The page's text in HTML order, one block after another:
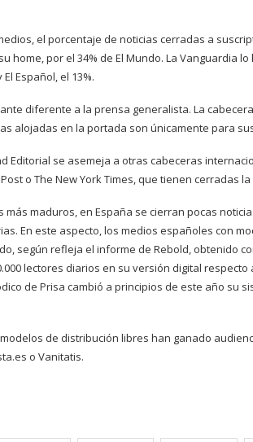
el porcentaje de noticias cerradas a
home, por el 34% de El Mundo. La Vanguardia
Español, el 13%.
diferente a la prensa generalista. La
alojadas en la portada son únicamente para
Editorial se asemeja a otras cabeceras
o The New York Times, que tienen cerradas
maduros, en España se cierran pocas
En este aspecto, los medios españoles con
según refleja el informe de Rebold, obtenido
lectores diarios en su versión digital respecto
de Prisa cambió a principios de este año su
de distribución libres han ganado
o Vanitatis.